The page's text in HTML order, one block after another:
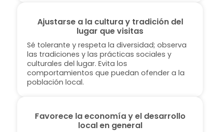
Ajustarse a la cultura y tradición del
lugar que visitas
Sé tolerante y respeta la diversidad; observa
las tradiciones y las prácticas sociales y
culturales del lugar. Evita los
comportamientos que puedan ofender a la
población local.
Favorece la economía y el desarrollo
local en general